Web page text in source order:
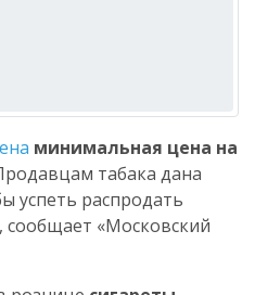
минимальная цена на
табака дана
успеть распродать
«Московский